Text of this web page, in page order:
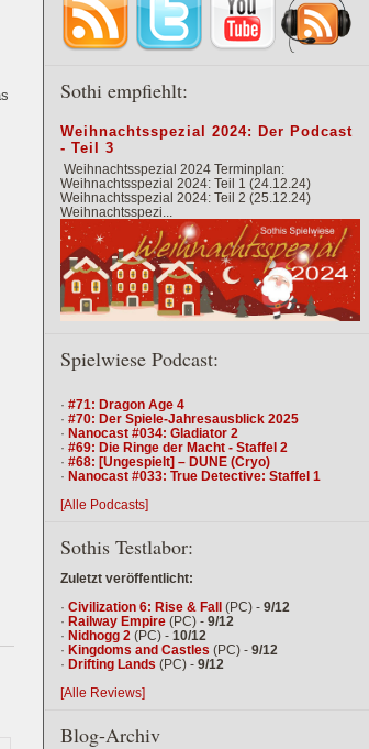
Sothi empfiehlt:
Weihnachtsspezial 2024: Der Podcast
- Teil 3
Weihnachtsspezial 2024 Terminplan:
Weihnachtsspezial 2024: Teil 1 (24.12.24)
Weihnachtsspezial 2024: Teil 2 (25.12.24)
Weihnachtsspezi...
Spielwiese Podcast:
· #71: Dragon Age 4
· #70: Der Spiele-Jahresausblick 2025
· Nanocast #034: Gladiator 2
· #69: Die Ringe der Macht - Staffel 2
· #68: [Ungespielt] – DUNE (Cryo)
· Nanocast #033: True Detective: Staffel 1
[Alle Podcasts]
Sothis Testlabor:
Zuletzt veröffentlicht:
· Civilization 6: Rise & Fall (PC) - 9/12
· Railway Empire (PC) - 9/12
· Nidhogg 2 (PC) - 10/12
· Kingdoms and Castles (PC) - 9/12
· Drifting Lands (PC) - 9/12
[Alle Reviews]
Blog-Archiv